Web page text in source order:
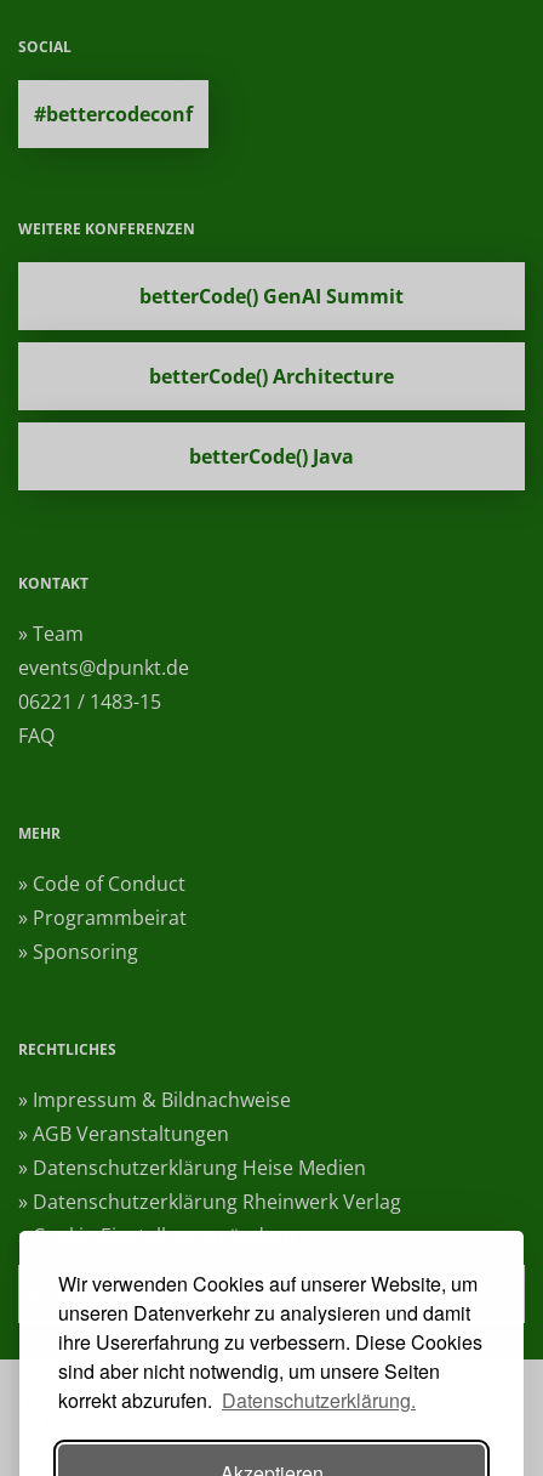
Wir verwenden Cookies auf unserer Website, um
unseren Datenverkehr zu analysieren und damit
ihre Usererfahrung zu verbessern. Diese Cookies
sind aber nicht notwendig, um unsere Seiten
korrekt abzurufen. Datenschutzerklärung.
SOCIAL
#bettercodeconf
WEITERE KONFERENZEN
betterCode() GenAI Summit
betterCode() Architecture
betterCode() Java
KONTAKT
» Team
events@dpunkt.de
06221 / 1483-15
FAQ
MEHR
» Code of Conduct
» Programmbeirat
» Sponsoring
RECHTLICHES
» Impressum & Bildnachweise
» AGB Veranstaltungen
» Datenschutzerklärung Heise Medien
» Datenschutzerklärung Rheinwerk Verlag
» Cookie-Einstellungen ändern
» Vertrag widerrufen
VERANSTALTER: